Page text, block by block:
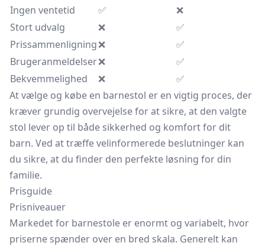
Ingen ventetid
✅
❌
Stort udvalg
❌
✅
Prissammenligning❌
✅
Brugeranmeldelser❌
✅
Bekvemmelighed
❌
✅
At vælge og købe en barnestol er en vigtig proces, der
kræver grundig overvejelse for at sikre, at den valgte
stol lever op til både sikkerhed og komfort for dit
barn. Ved at træffe velinformerede beslutninger kan
du sikre, at du finder den perfekte løsning for din
familie.
Prisguide
Prisniveauer
Markedet for barnestole er enormt og variabelt, hvor
priserne spænder over en bred skala. Generelt kan